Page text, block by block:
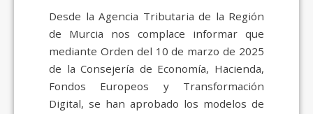
Desde la Agencia Tributaria de la Región
de Murcia nos complace informar que
mediante Orden del 10 de marzo de 2025
de la Consejería de Economía, Hacienda,
Fondos Europeos y Transformación
Digital, se han aprobado los modelos de